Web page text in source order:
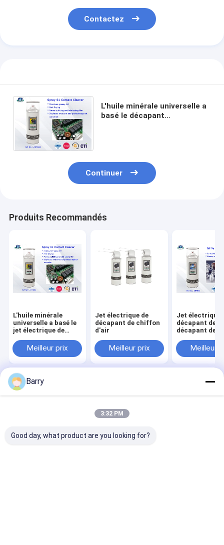
Contactez
L'huile minérale universelle a
basé le décapant
Continuer
Produits Recommandés
L'huile minérale
universelle a basé le
jet électrique de
Meilleur prix
Jet électrique de
décapant de chiffon
d'air
Meilleur prix
Jet électrique
décapant de
décapant de
Meilleur
Plan du site
Politique de confidentialité
peinture de jet de tissuUsine De Chine.Copyright © 2026
Aristo Industries Corporation Limited. All Rights Reserved.
Barry
3:32 PM
Good day, what product are you looking for?